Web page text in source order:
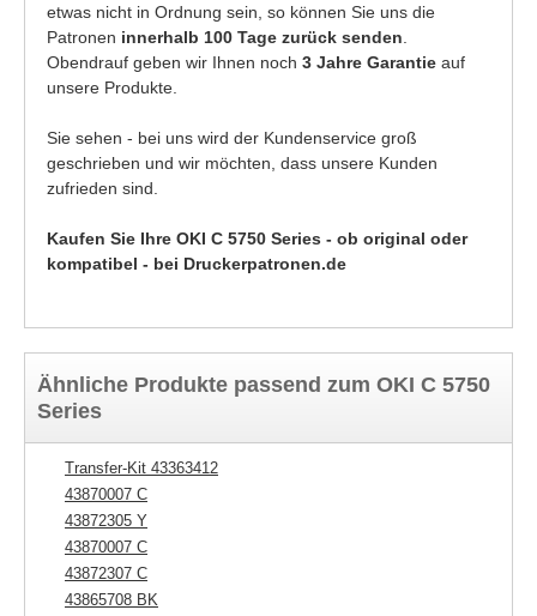
etwas nicht in Ordnung sein, so können Sie uns die
Patronen innerhalb 100 Tage zurück senden
Obendrauf geben wir Ihnen noch 3 Jahre Garantie auf
unsere Produkte.
Sie sehen - bei uns wird der Kundenservice groß
geschrieben und wir möchten, dass unsere Kunden
zufrieden sind.
Kaufen Sie Ihre OKI C 5750 Series - ob original oder
kompatibel - bei Druckerpatronen.de
Ähnliche Produkte passend zum OKI C 5750
Series
Transfer-Kit 43363412
43870007 C
43872305 Y
43870007 C
43872307 C
43865708 BK